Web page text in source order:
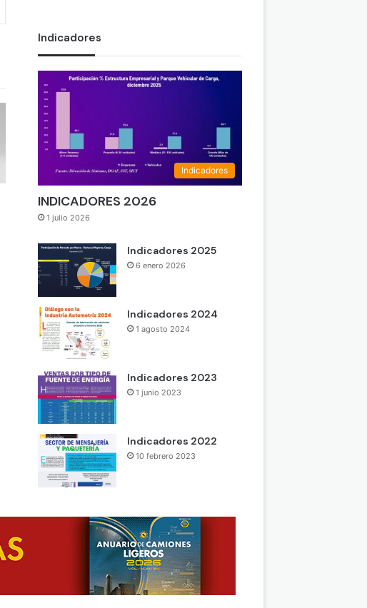
Indicadores
Indicadores
INDICADORES 2026
1 julio 2026
Indicadores 2025
6 enero 2026
Indicadores 2024
1 agosto 2024
Indicadores 2023
1 junio 2023
Indicadores 2022
10 febrero 2023